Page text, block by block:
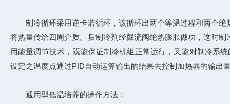
制冷循环采用逆卡若循环，该循环出两个等温过程和两个绝
将热量传给四周介质。后制冷剂经截流阀绝热膨胀做功，这时
用能量调节技术，既能保证制冷机组正常运行，又能对制冷系
设定之温度点通过PID自动运算输出的结果去控制加热器的输出
通用型低温培养的操作方法：